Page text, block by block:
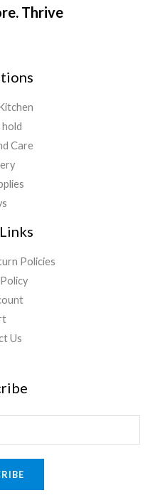
Thrive
hold
Care
Policies
Us